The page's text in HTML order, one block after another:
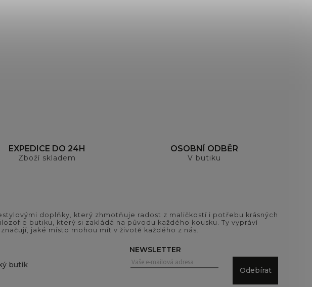
EXPEDICE DO 24H
Zboží skladem
OSOBNÍ ODBĚR
V butiku
doplňky, který zhmotňuje radost z maličkostí i potřebu krásných
butiku, který si zakládá na původu každého kousku. Ty vypráví
jaké místo mohou mít v životě každého z nás.
butik
NEWSLETTER
Odebírat